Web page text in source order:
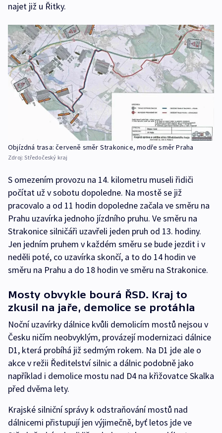
najet již u Řitky.
Objízdná trasa: červeně směr Strakonice, modře směr Praha
Zdroj:Středočeský kraj
S omezením provozu na 14. kilometru museli řidiči
počítat už v sobotu dopoledne. Na mostě se již
pracovalo a od 11 hodin dopoledne začala ve směru na
Prahu uzavírka jednoho jízdního pruhu. Ve směru na
Strakonice silničáři uzavřeli jeden pruh od 13. hodiny.
Jen jedním pruhem v každém směru se bude jezdit i v
neděli poté, co uzavírka skončí, a to do 14 hodin ve
směru na Prahu a do 18 hodin ve směru na Strakonice.
Mosty obvykle bourá ŘSD. Kraj to
zkusil na jaře, demolice se protáhla
Noční uzavírky dálnice kvůli demolicím mostů nejsou v
Česku ničím neobvyklým, provázejí modernizaci dálnice
D1, která probíhá již sedmým rokem. Na D1 jde ale o
akce v režii Ředitelství silnic a dálnic podobně jako
například i demolice mostu nad D4 na křižovatce Skalka
před dvěma lety.
Krajské silniční správy k odstraňování mostů nad
dálnicemi přistupují jen výjimečně, byť letos jde ve